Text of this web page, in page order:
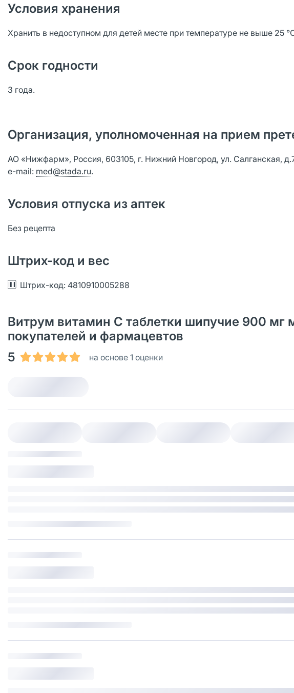
Условия хранения
Хранить в недоступном для детей месте при температуре не выше 25
Срок годности
3 года.
Организация, уполномоченная на прием
АО «Нижфарм», Россия, 603105, г. Нижний Новгород, ул. Салганская,
е-mail: med@stada.ru.
Условия отпуска из аптек
Без рецепта
Штрих-код и вес
Штрих-код: 4810910005288
Витрум витамин С таблетки шипучие 900 мг
покупателей и фармацевтов
5
на основе 1 оценки